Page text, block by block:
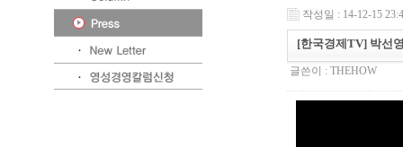
작성일 : 14-12-15
[한국경제TV] 박선
글쓴이 : THEHOW